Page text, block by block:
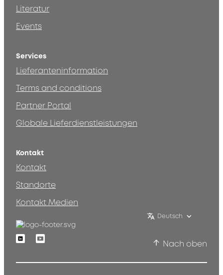
Literatur
Events
Services
Lieferanteninformation
Terms and conditions
Partner Portal
Globale Lieferdienstleistungen
Kontakt
Kontakt
Standorte
Kontakt Medien
Deutsch
LinkedinYoutube
Nach oben